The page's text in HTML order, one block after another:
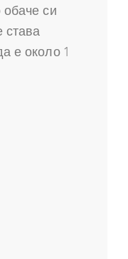
си
става
е около 1